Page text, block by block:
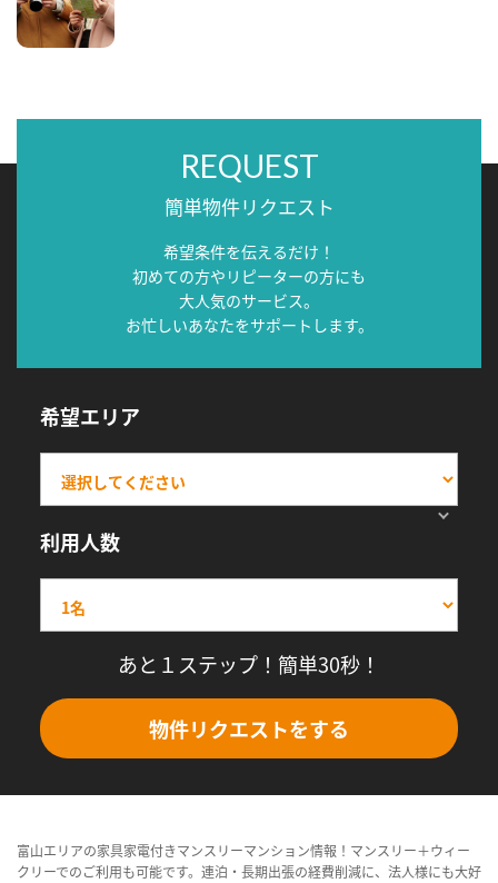
REQUEST
簡単物件リクエスト
希望条件を伝えるだけ！
初めての方やリピーターの方にも
大人気のサービス。
お忙しいあなたをサポートします。
希望エリア
利用人数
あと１ステップ！簡単30秒！
物件リクエストをする
富山エリアの家具家電付きマンスリーマンション情報！マンスリー＋ウィー
クリーでのご利用も可能です。連泊・長期出張の経費削減に、法人様にも大好